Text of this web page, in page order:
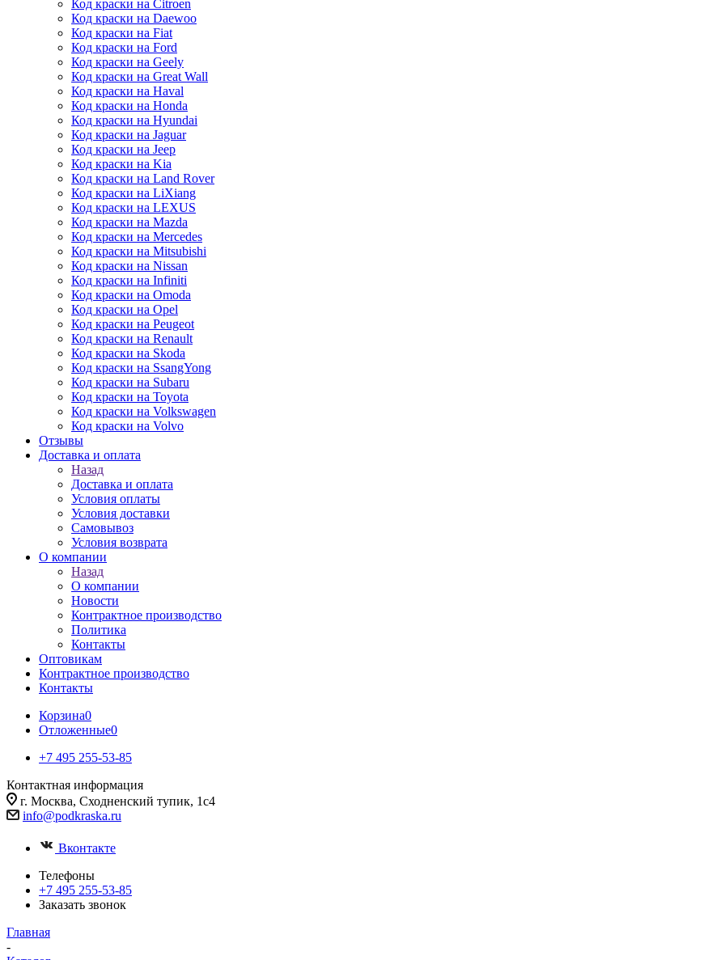
Код краски на Citroen
Код краски на Daewoo
Код краски на Fiat
Код краски на Ford
Код краски на Geely
Код краски на Great Wall
Код краски на Haval
Код краски на Honda
Код краски на Hyundai
Код краски на Jaguar
Код краски на Jeep
Код краски на Kia
Код краски на Land Rover
Код краски на LiXiang
Код краски на LEXUS
Код краски на Mazda
Код краски на Mercedes
Код краски на Mitsubishi
Код краски на Nissan
Код краски на Infiniti
Код краски на Omoda
Код краски на Opel
Код краски на Peugeot
Код краски на Renault
Код краски на Skoda
Код краски на SsangYong
Код краски на Subaru
Код краски на Toyota
Код краски на Volkswagen
Код краски на Volvo
Отзывы
Доставка и оплата
Назад
Доставка и оплата
Условия оплаты
Условия доставки
Самовывоз
Условия возврата
О компании
Назад
О компании
Новости
Контрактное производство
Политика
Контакты
Оптовикам
Контрактное производство
Контакты
Корзина0
Отложенные0
+7 495 255-53-85
Контактная информация
г. Москва, Сходненский тупик, 1с4
info@podkraska.ru
Вконтакте
Телефоны
+7 495 255-53-85
Заказать звонок
Главная
-